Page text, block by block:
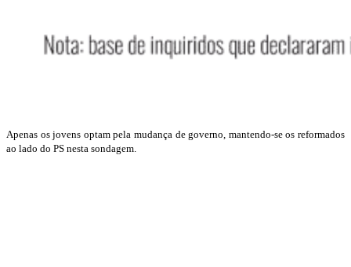
Apenas os jovens optam pela mudança de governo, mantendo-se os reformados
ao lado do PS nesta sondagem.